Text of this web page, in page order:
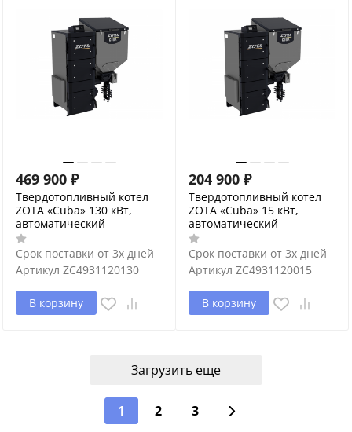
469 900 ₽
Твердотопливный котел
ZOTA «Cuba» 130 кВт,
автоматический
Срок поставки от 3х дней
Артикул ZC4931120130
В корзину
204 900 ₽
Твердотопливный котел
ZOTA «Cuba» 15 кВт,
автоматический
Срок поставки от 3х дней
Артикул ZC4931120015
В корзину
Загрузить еще
1 2 3